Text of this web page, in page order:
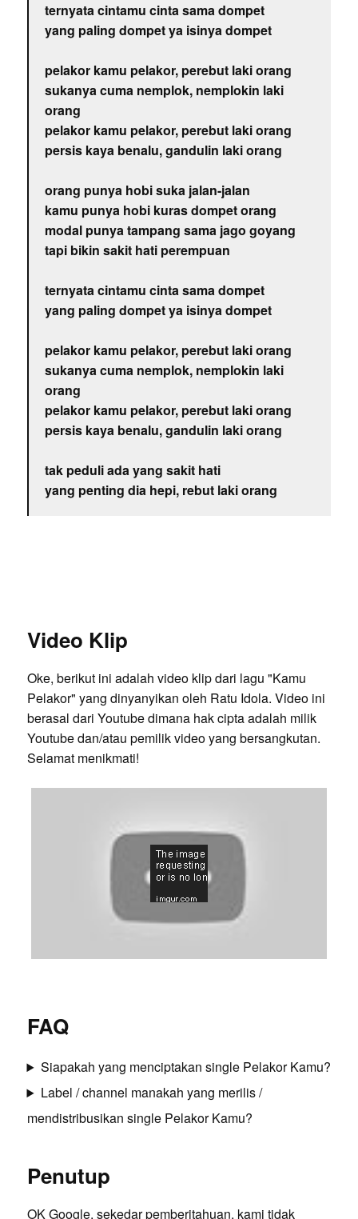
ternyata cintamu cinta sama dompet
yang paling dompet ya isinya dompet
pelakor kamu pelakor, perebut laki orang
sukanya cuma nemplok, nemplokin laki
orang
pelakor kamu pelakor, perebut laki orang
persis kaya benalu, gandulin laki orang
orang punya hobi suka jalan-jalan
kamu punya hobi kuras dompet orang
modal punya tampang sama jago goyang
tapi bikin sakit hati perempuan
ternyata cintamu cinta sama dompet
yang paling dompet ya isinya dompet
pelakor kamu pelakor, perebut laki orang
sukanya cuma nemplok, nemplokin laki
orang
pelakor kamu pelakor, perebut laki orang
persis kaya benalu, gandulin laki orang
tak peduli ada yang sakit hati
yang penting dia hepi, rebut laki orang
Video Klip
Oke, berikut ini adalah video klip dari lagu "Kamu
Pelakor" yang dinyanyikan oleh Ratu Idola. Video ini
berasal dari Youtube dimana hak cipta adalah milik
Youtube dan/atau pemilik video yang bersangkutan.
Selamat menikmati!
FAQ
Siapakah yang menciptakan single Pelakor Kamu?
Label / channel manakah yang merilis /
mendistribusikan single Pelakor Kamu?
Penutup
OK Google, sekedar pemberitahuan, kami tidak